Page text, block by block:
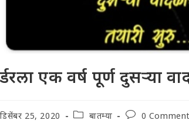
एक वर्ष पूर्ण दुसऱ्या
डिसेंबर 25, 2020
Postबातम्या
Post0